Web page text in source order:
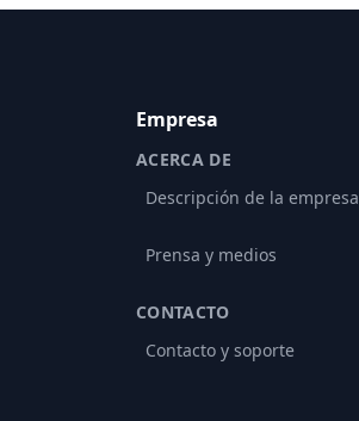
Empresa
ACERCA DE
Descripción de la empresa
Prensa y medios
CONTACTO
Contacto y soporte